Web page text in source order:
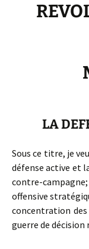
LA
Sous ce titre, je
défense active et
contre-
offensive
concentration
guerre de décision